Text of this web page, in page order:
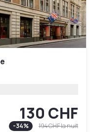
130 CHF
-34% 194 CHFla nuit